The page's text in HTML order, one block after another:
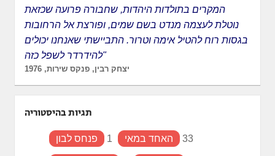
המקרים בתולדות היהדות, שחבורה פרועה שכזאת
נוטלת לעצמה מנדט בשם שמים, ופורצת אל הרחובות
בגסות רוח להטיל אימה וטרור. התביישתי שאנחנו יכולים
להידרדר לשפל כזה"
יצחק רבין, פנקס שירות, 1976
תגיות בהיסטוריה
פנחס לבון 1 האחד במאי 33